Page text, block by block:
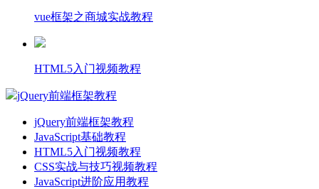
vue框架之商城实战教程
HTML5入门视频教程
jQuery前端框架教程
jQuery前端框架教程
JavaScript基础教程
HTML5入门视频教程
CSS实战与技巧视频教程
JavaScript进阶应用教程